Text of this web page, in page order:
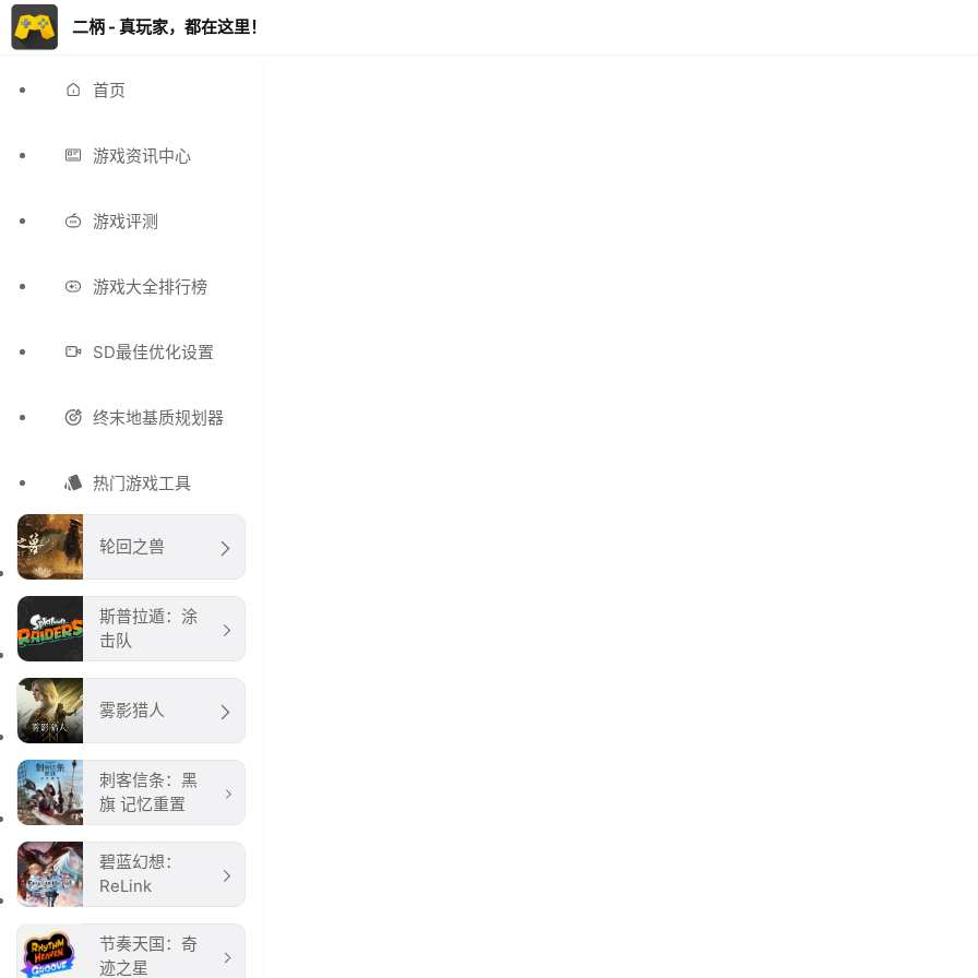
二柄 - 真玩家，都在这里！
首页
游戏资讯中心
游戏评测
游戏大全排行榜
SD最佳优化设置
终末地基质规划器
热门游戏工具
轮回之兽
斯普拉遁：涂
击队
雾影猎人
刺客信条：黑
旗 记忆重置
碧蓝幻想：
ReLink
节奏天国：奇
迹之星